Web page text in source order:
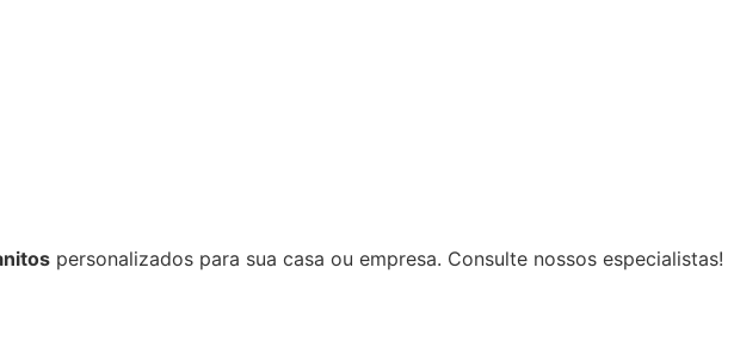
personalizados para sua casa ou empresa. Consulte nossos especialistas!